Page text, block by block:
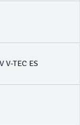
V-TEC ES